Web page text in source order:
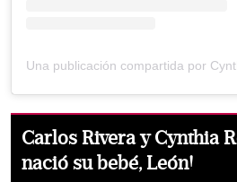
Carlos Rivera y Cynthia
nació su bebé, León!